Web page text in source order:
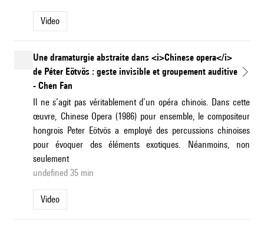
Video
Une dramaturgie abstraite dans <i>Chinese opera</i>
de Péter Eötvös : geste invisible et groupement auditive
- Chen Fan
Il ne s’agit pas véritablement d’un opéra chinois. Dans cette
œuvre, Chinese Opera (1986) pour ensemble, le compositeur
hongrois Peter Eötvös a employé des percussions chinoises
pour évoquer des éléments exotiques. Néanmoins, non
seulement
undefined 35 min
Video